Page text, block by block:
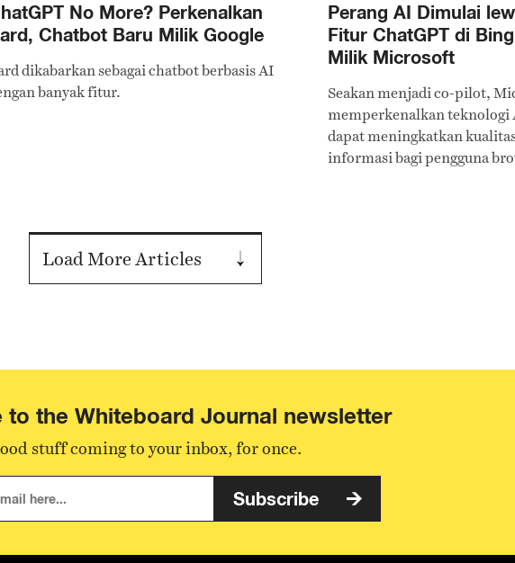
No More? Perkenalkan
Chatbot Baru Milik Google
dikabarkan sebagai chatbot berbasis AI
banyak fitur.
Perang AI Dimulai
Fitur ChatGPT di
Milik Microsoft
Seakan menjadi co-pilot,
memperkenalkan teknologi
dapat meningkatkan
informasi bagi pengguna
Load More Articles
to the Whiteboard Journal newsletter
stuff coming to your inbox, for once.
Subscribe